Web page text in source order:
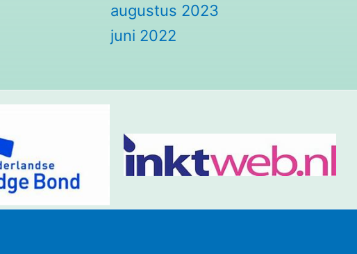
augustus 2023
juni 2022